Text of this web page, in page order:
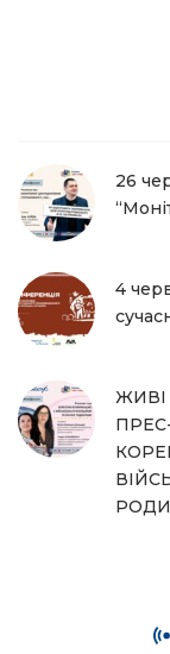
26
4
ЖИВІ